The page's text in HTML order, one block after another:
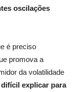
oscilações
é preciso
promova a
da volatilidade
explicar para